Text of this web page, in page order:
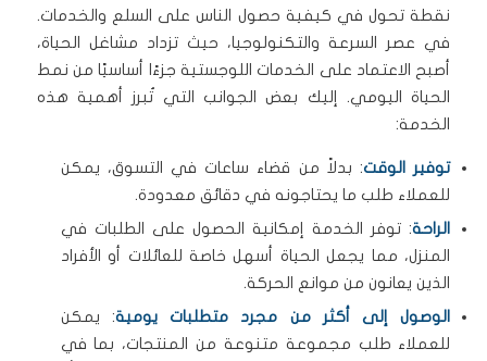
نقطة تحول في كيفية حصول الناس على السلع والخدمات.
في عصر السرعة والتكنولوجيا، حيث تزداد مشاغل الحياة،
أصبح الاعتماد على الخدمات اللوجستية جزءًا أساسيًا من نمط
الحياة اليومي. إليك بعض الجوانب التي تُبرز أهمية هذه
الخدمة:
توفير الوقت: بدلاً من قضاء ساعات في التسوق، يمكن
للعملاء طلب ما يحتاجونه في دقائق معدودة.
الراحة: توفر الخدمة إمكانية الحصول على الطلبات في
المنزل، مما يجعل الحياة أسهل خاصة للعائلات أو الأفراد
الذين يعانون من موانع الحركة.
الوصول إلى أكثر من مجرد متطلبات يومية: يمكن
للعملاء طلب مجموعة متنوعة من المنتجات، بما في